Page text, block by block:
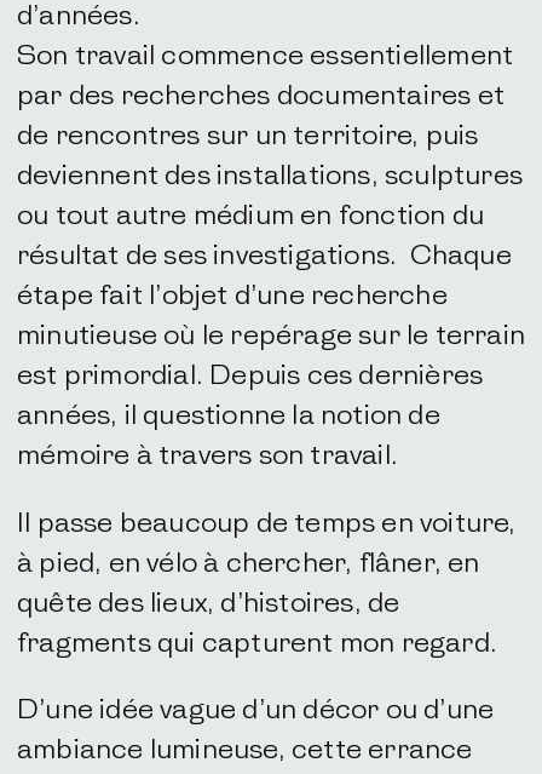
d’années.
Son travail commence essentiellement
par des recherches documentaires et
de rencontres sur un territoire, puis
deviennent des installations, sculptures
ou tout autre médium en fonction du
résultat de ses investigations. Chaque
étape fait l’objet d’une recherche
minutieuse où le repérage sur le terrain
est primordial. Depuis ces dernières
années, il questionne la notion de
mémoire à travers son travail.
Il passe beaucoup de temps en voiture,
à pied, en vélo à chercher, flâner, en
quête des lieux, d’histoires, de
fragments qui capturent mon regard.
D’une idée vague d’un décor ou d’une
ambiance lumineuse, cette errance